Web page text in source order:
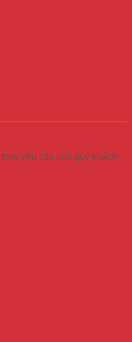
yêu cầu của quý khách